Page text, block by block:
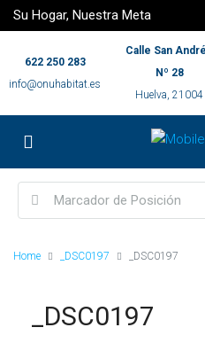
Su Hogar, Nuestra Meta
622 250 283
info@onuhabitat.es
Calle San
Nº 28
Huelva, 21004
Home _DSC0197 _DSC0197
_DSC0197